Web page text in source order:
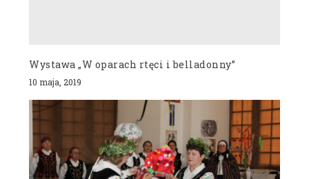
Wystawa „W oparach rtęci i belladonny”
10 maja, 2019